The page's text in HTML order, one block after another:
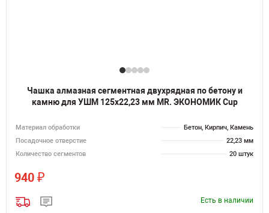
Чашка алмазная сегментная двухрядная по бетону и
камню для УШМ 125х22,23 мм MR. ЭКОНОМИК Cup
Материал обработки
Бетон, Кирпич, Камень
Посадочное отверстие
22,23 мм
Количество сегментов
20 штук
940 ₽
Есть в наличии